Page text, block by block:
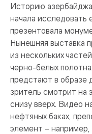
Историю
начала исследовать
презентовала
Нынешняя выставка
из нескольких
черно-белых
предстают в образе
зритель смотрит на
снизу вверх. Видео
нефтяных баках,
элемент – например,